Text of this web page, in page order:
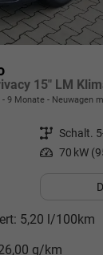
15" LM
9 Monate Neuwagen
Getriebe Schalt.
Leistung 70 kW
5,20 l/100km
g/km